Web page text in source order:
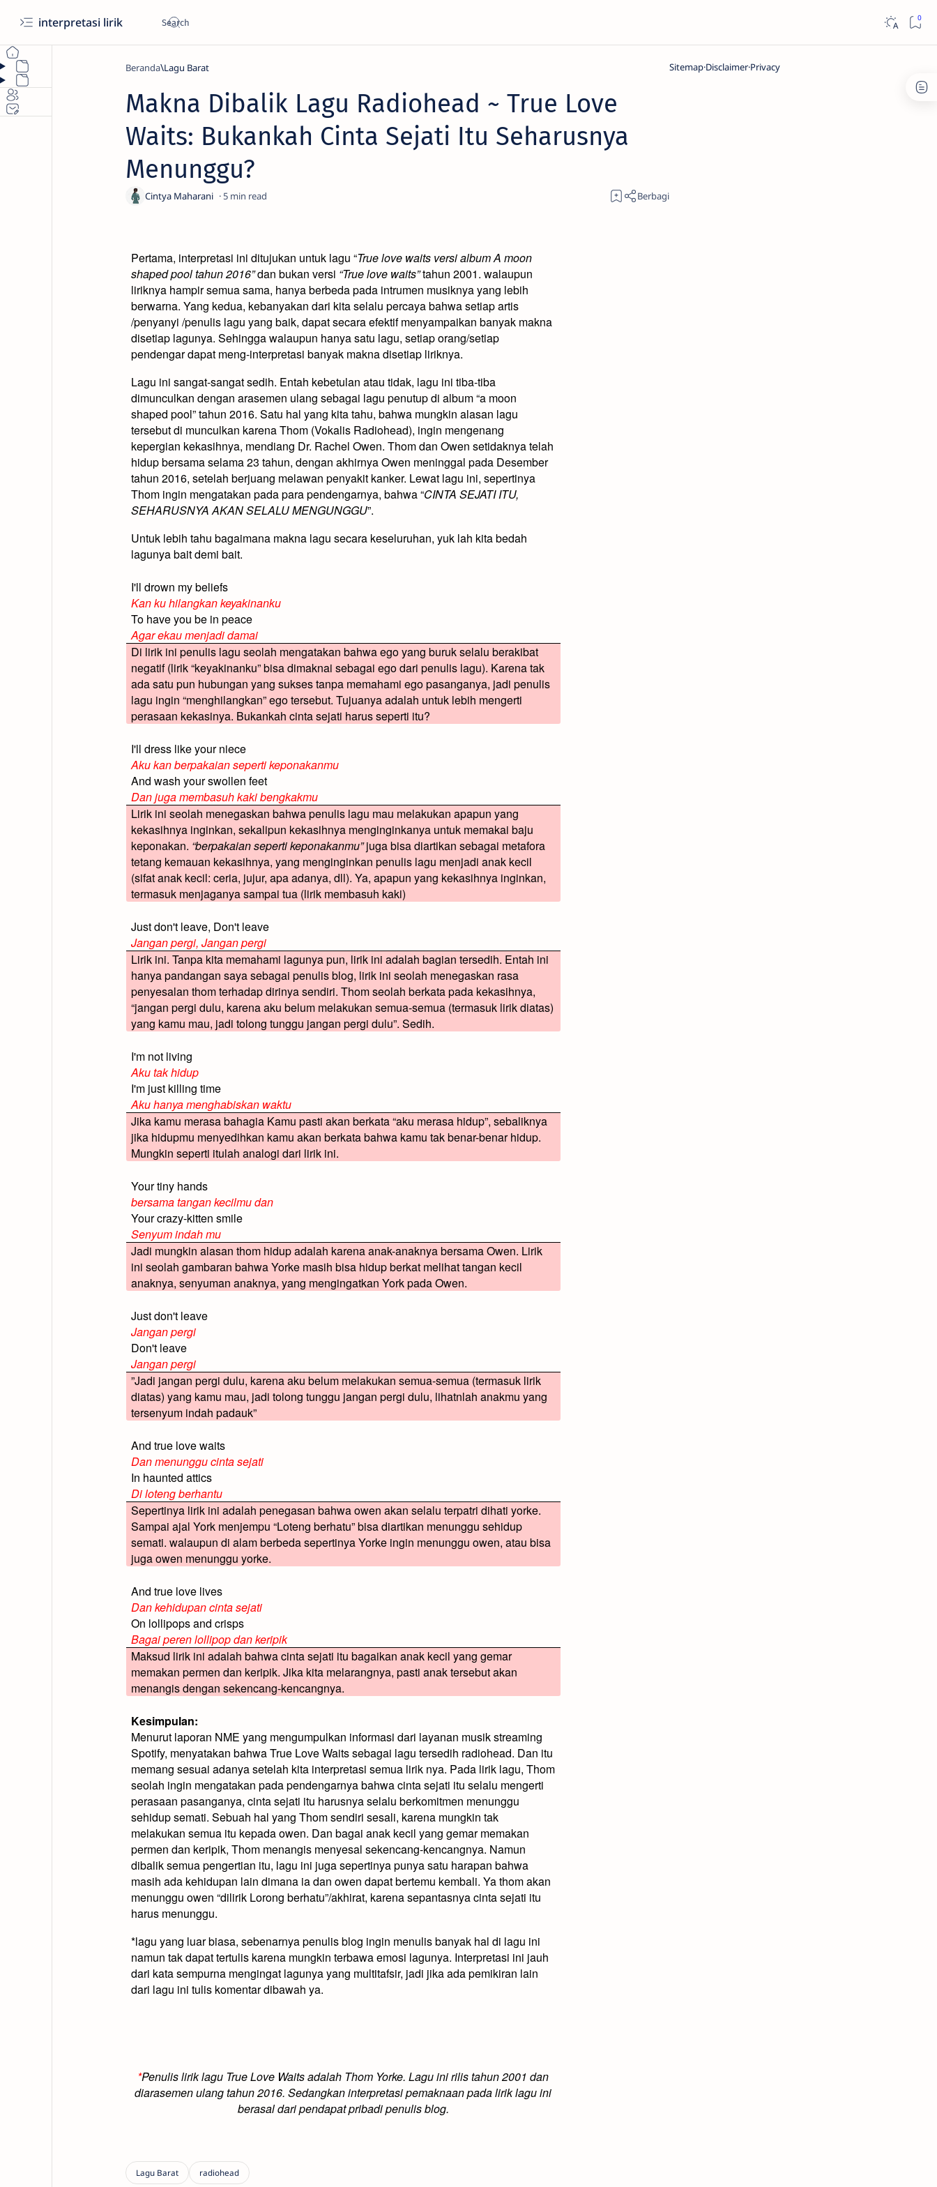
interpretasi lirik
Beranda Lagu Barat
Makna Dibalik Lagu Radiohead ~ True Love
Waits: Bukankah Cinta Sejati Itu Seharusnya
Menunggu?
5
Pertama, interpretasi ini ditujukan untuk lagu “True love waits versi album A moon
shaped pool tahun 2016”dan bukan versi “True love waits”tahun 2001. walaupun
liriknya hampir semua sama, hanya berbeda pada intrumen musiknya yang lebih
berwarna. Yang kedua, kebanyakan dari kita selalu percaya bahwa setiap artis
/penyanyi /penulis lagu yang baik, dapat secara efektif menyampaikan banyak makna
disetiap lagunya. Sehingga walaupun hanya satu lagu, setiap orang/setiap
pendengar dapat meng-interpretasi banyak makna disetiap liriknya.
Lagu ini sangat-sangat sedih. Entah kebetulan atau tidak, lagu ini tiba-tiba
dimunculkan dengan arasemen ulang sebagai lagu penutup di album “a moon
shaped pool” tahun 2016. Satu hal yang kita tahu, bahwa mungkin alasan lagu
tersebut di munculkan karena Thom (Vokalis Radiohead), ingin mengenang
kepergian kekasihnya, mendiang Dr. Rachel Owen. Thom dan Owen setidaknya telah
hidup bersama selama 23 tahun, dengan akhirnya Owen meninggal pada Desember
tahun 2016, setelah berjuang melawan penyakit kanker. Lewat lagu ini, sepertinya
Thom ingin mengatakan pada para pendengarnya, bahwa “CINTA SEJATI ITU,
SEHARUSNYA AKAN SELALU MENGUNGGU”.
Untuk lebih tahu bagaimana makna lagu secara keseluruhan, yuk lah kita bedah
lagunya bait demi bait.
I'll drown my beliefs
Kan ku hilangkan keyakinanku
To have you be in peace
Agar ekau menjadi damai
Di lirik ini penulis lagu seolah mengatakan bahwa ego yang buruk selalu berakibat
negatif (lirik “keyakinanku” bisa dimaknai sebagai ego dari penulis lagu). Karena tak
ada satu pun hubungan yang sukses tanpa memahami ego pasanganya, jadi penulis
lagu ingin “menghilangkan” ego tersebut. Tujuanya adalah untuk lebih mengerti
perasaan kekasinya. Bukankah cinta sejati harus seperti itu?
I'll dress like your niece
Aku kan berpakaian seperti keponakanmu
And wash your swollen feet
Dan juga membasuh kaki bengkakmu
Lirik ini seolah menegaskan bahwa penulis lagu mau melakukan apapun yang
kekasihnya inginkan, sekalipun kekasihnya menginginkanya untuk memakai baju
keponakan. “berpakaian seperti keponakanmu”juga bisa diartikan sebagai metafora
tetang kemauan kekasihnya, yang menginginkan penulis lagu menjadi anak kecil
(sifat anak kecil: ceria, jujur, apa adanya, dll). Ya, apapun yang kekasihnya inginkan,
termasuk menjaganya sampai tua (lirik membasuh kaki)
Just don't leave, Don't leave
Jangan pergi, Jangan pergi
Lirik ini. Tanpa kita memahami lagunya pun, lirik ini adalah bagian tersedih. Entah ini
hanya pandangan saya sebagai penulis blog, lirik ini seolah menegaskan rasa
penyesalan thom terhadap dirinya sendiri. Thom seolah berkata pada kekasihnya,
“jangan pergi dulu, karena aku belum melakukan semua-semua (termasuk lirik diatas)
yang kamu mau, jadi tolong tunggu jangan pergi dulu”. Sedih.
I'm not living
Aku tak hidup
I'm just killing time
Aku hanya menghabiskan waktu
Jika kamu merasa bahagia Kamu pasti akan berkata “aku merasa hidup”, sebaliknya
jika hidupmu menyedihkan kamu akan berkata bahwa kamu tak benar-benar hidup.
Mungkin seperti itulah analogi dari lirik ini.
Your tiny hands
bersama tangan kecilmu dan
Your crazy-kitten smile
Senyum indah mu
Jadi mungkin alasan thom hidup adalah karena anak-anaknya bersama Owen. Lirik
ini seolah gambaran bahwa Yorke masih bisa hidup berkat melihat tangan kecil
anaknya, senyuman anaknya, yang mengingatkan York pada Owen.
Just don't leave
Jangan pergi
Don't leave
Jangan pergi
”Jadi jangan pergi dulu, karena aku belum melakukan semua-semua (termasuk lirik
diatas) yang kamu mau, jadi tolong tunggu jangan pergi dulu, lihatnlah anakmu yang
tersenyum indah padauk”
And true love waits
Dan menunggu cinta sejati
In haunted attics
Di loteng berhantu
Sepertinya lirik ini adalah penegasan bahwa owen akan selalu terpatri dihati yorke.
Sampai ajal York menjempu “Loteng berhatu” bisa diartikan menunggu sehidup
semati. walaupun di alam berbeda sepertinya Yorke ingin menunggu owen, atau bisa
juga owen menunggu yorke.
And true love lives
Dan kehidupan cinta sejati
On lollipops and crisps
Bagai peren lollipop dan keripik
Maksud lirik ini adalah bahwa cinta sejati itu bagaikan anak kecil yang gemar
memakan permen dan keripik. Jika kita melarangnya, pasti anak tersebut akan
menangis dengan sekencang-kencangnya.
Kesimpulan:
Menurut laporan NME yang mengumpulkan informasi dari layanan musik streaming
Spotify, menyatakan bahwa True Love Waits sebagai lagu tersedih radiohead. Dan itu
memang sesuai adanya setelah kita interpretasi semua lirik nya. Pada lirik lagu, Thom
seolah ingin mengatakan pada pendengarnya bahwa cinta sejati itu selalu mengerti
perasaan pasanganya, cinta sejati itu harusnya selalu berkomitmen menunggu
sehidup semati. Sebuah hal yang Thom sendiri sesali, karena mungkin tak
melakukan semua itu kepada owen. Dan bagai anak kecil yang gemar memakan
permen dan keripik, Thom menangis menyesal sekencang-kencangnya. Namun
dibalik semua pengertian itu, lagu ini juga sepertinya punya satu harapan bahwa
masih ada kehidupan lain dimana ia dan owen dapat bertemu kembali. Ya thom akan
menunggu owen “dilirik Lorong berhatu”/akhirat, karena sepantasnya cinta sejati itu
harus menunggu.
*lagu yang luar biasa, sebenarnya penulis blog ingin menulis banyak hal di lagu ini
namun tak dapat tertulis karena mungkin terbawa emosi lagunya. Interpretasi ini jauh
dari kata sempurna mengingat lagunya yang multitafsir, jadi jika ada pemikiran lain
dari lagu ini tulis komentar dibawah ya.
*Penulis lirik lagu True Love Waits adalah Thom Yorke. Lagu ini rilis tahun 2001 dan
diarasemen ulang tahun 2016. Sedangkan interpretasi pemaknaan pada lirik lagu ini
berasal dari pendapat pribadi penulis blog.
SitemapDisclaimerPrivacy